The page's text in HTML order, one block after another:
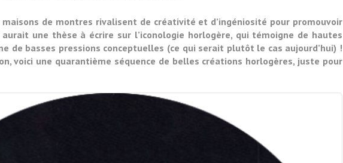
maisons de montres rivalisent de créativité et d’ingéniosité pour promouvoir
une thèse à écrire sur l’iconologie horlogère, qui témoigne de hautes
de basses pressions conceptuelles (ce qui serait plutôt le cas aujourd’hui) !
voici une quarantième séquence de belles créations horlogères, juste pour